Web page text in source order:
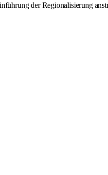
der Regionalisierung